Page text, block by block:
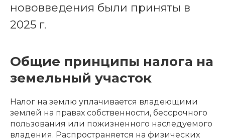
нововведения были приняты в
2025 г.
Общие принципы налога на
земельный участок
Налог на землю уплачивается владеющими
землей на правах собственности, бессрочного
пользования или пожизненного наследуемого
владения. Распространяется на физических